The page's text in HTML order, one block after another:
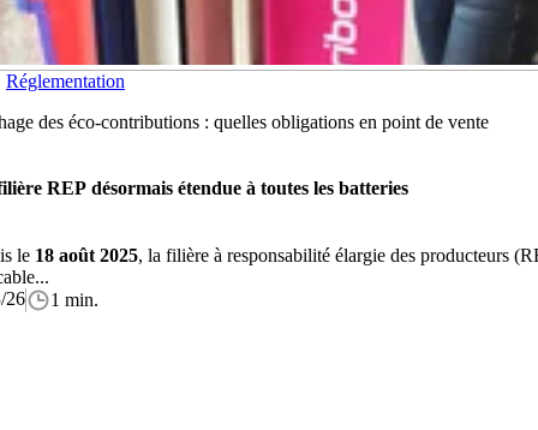
Réglementation
des éco-contributions : quelles obligations en point de vente
REP désormais étendue à toutes les batteries
le 18 août 2025, la filière à responsabilité élargie des producteurs
26
1 min.